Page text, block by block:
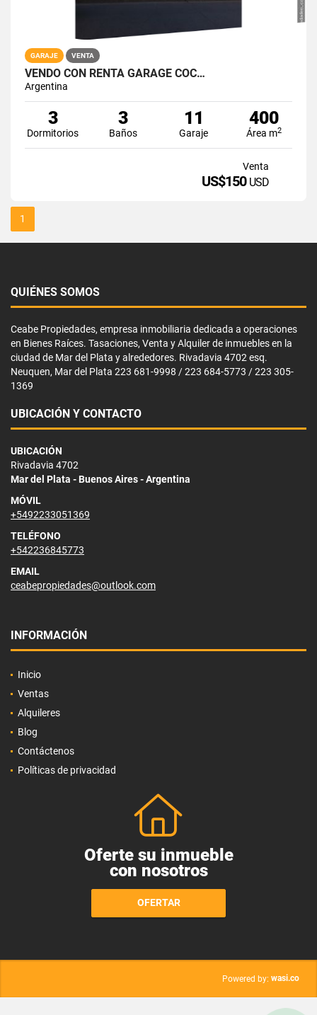
GARAJE VENTA
VENDO CON RENTA GARAGE COC…
Argentina
3
Dormitorios
3
Baños
11
Garaje
400
Área m2
Venta
US$150 USD
1
QUIÉNES SOMOS
Ceabe Propiedades, empresa inmobiliaria dedicada a operaciones
en Bienes Raíces. Tasaciones, Venta y Alquiler de inmuebles en la
ciudad de Mar del Plata y alrededores. Rivadavia 4702 esq.
Neuquen, Mar del Plata 223 681-9998 / 223 684-5773 / 223 305-
1369
UBICACIÓN Y CONTACTO
UBICACIÓN
Rivadavia 4702
Mar del Plata - Buenos Aires - Argentina
MÓVIL
+5492233051369
TELÉFONO
+542236845773
EMAIL
ceabepropiedades@outlook.com
INFORMACIÓN
Inicio
Ventas
Alquileres
Blog
Contáctenos
Políticas de privacidad
Oferte su inmueble
con nosotros
OFERTAR
Powered by: wasi.co